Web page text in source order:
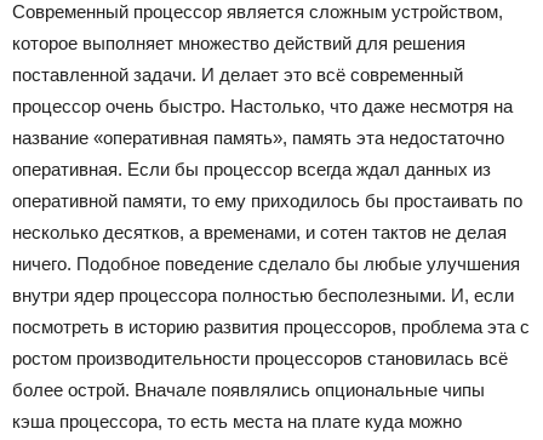
Современный процессор является сложным устройством,
которое выполняет множество действий для решения
поставленной задачи. И делает это всё современный
процессор очень быстро. Настолько, что даже несмотря на
название «оперативная память», память эта недостаточно
оперативная. Если бы процессор всегда ждал данных из
оперативной памяти, то ему приходилось бы простаивать по
несколько десятков, а временами, и сотен тактов не делая
ничего. Подобное поведение сделало бы любые улучшения
внутри ядер процессора полностью бесполезными. И, если
посмотреть в историю развития процессоров, проблема эта с
ростом производительности процессоров становилась всё
более острой. Вначале появлялись опциональные чипы
кэша процессора, то есть места на плате куда можно